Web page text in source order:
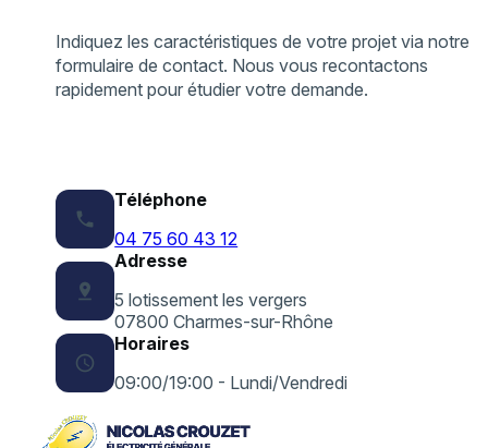
Indiquez les caractéristiques de votre projet via notre
formulaire de contact. Nous vous recontactons
rapidement pour étudier votre demande.
phone
Téléphone
04 75 60 43 12
pin_drop
Adresse
5 lotissement les vergers
07800 Charmes-sur-Rhône
schedule
Horaires
09:00/19:00 - Lundi/Vendredi